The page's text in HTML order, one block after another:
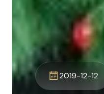
2019-12-12